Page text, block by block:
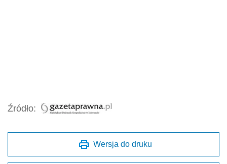
Źródło:
Wersja do druku